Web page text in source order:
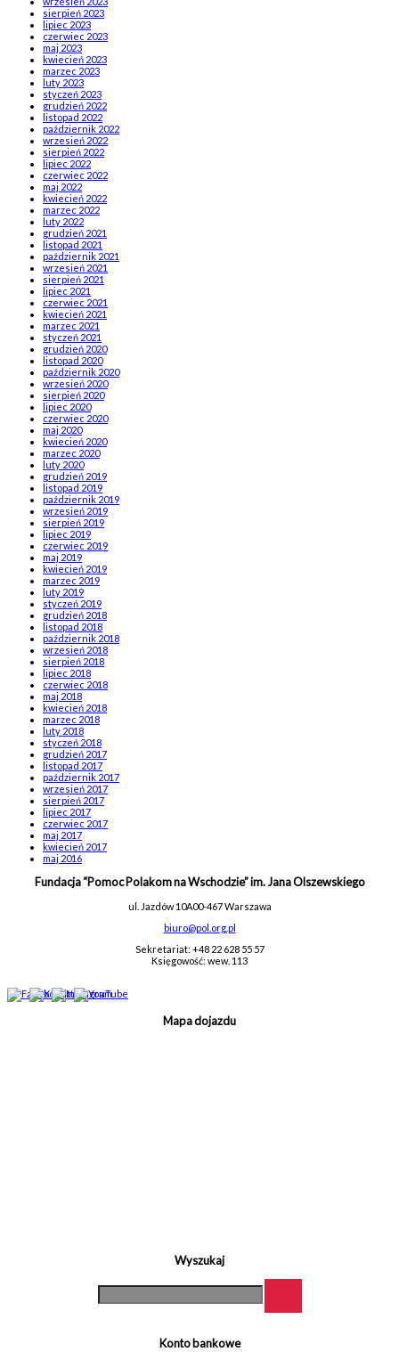
sierpień 2023
lipiec 2023
czerwiec 2023
maj 2023
kwiecień 2023
marzec 2023
luty 2023
styczeń 2023
grudzień 2022
listopad 2022
październik 2022
wrzesień 2022
sierpień 2022
lipiec 2022
czerwiec 2022
maj 2022
kwiecień 2022
marzec 2022
luty 2022
grudzień 2021
listopad 2021
październik 2021
wrzesień 2021
sierpień 2021
lipiec 2021
czerwiec 2021
kwiecień 2021
marzec 2021
styczeń 2021
grudzień 2020
listopad 2020
październik 2020
wrzesień 2020
sierpień 2020
lipiec 2020
czerwiec 2020
maj 2020
kwiecień 2020
marzec 2020
luty 2020
grudzień 2019
listopad 2019
październik 2019
wrzesień 2019
sierpień 2019
lipiec 2019
czerwiec 2019
maj 2019
kwiecień 2019
marzec 2019
luty 2019
styczeń 2019
grudzień 2018
listopad 2018
październik 2018
wrzesień 2018
sierpień 2018
lipiec 2018
czerwiec 2018
maj 2018
kwiecień 2018
marzec 2018
luty 2018
styczeń 2018
grudzień 2017
listopad 2017
październik 2017
wrzesień 2017
sierpień 2017
lipiec 2017
czerwiec 2017
maj 2017
kwiecień 2017
maj 2016
Fundacja “Pomoc Polakom na Wschodzie” im. Jana Olszewskiego
ul. Jazdów 10A00-467 Warszawa
biuro@pol.org.pl
Sekretariat: +48 22 628 55 57
Księgowość: wew. 113
Mapa dojazdu
Wyszukaj
Konto bankowe